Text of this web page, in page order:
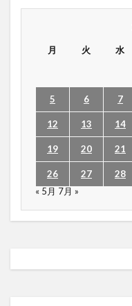
月 火 水
5 6 7
12 13 14
19 20 21
26 27 28
« 5月 7月 »